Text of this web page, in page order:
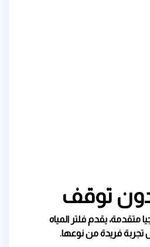
توقف
متقدمة، يقدم فلتر المياه
تجربة فريدة من نوعها.